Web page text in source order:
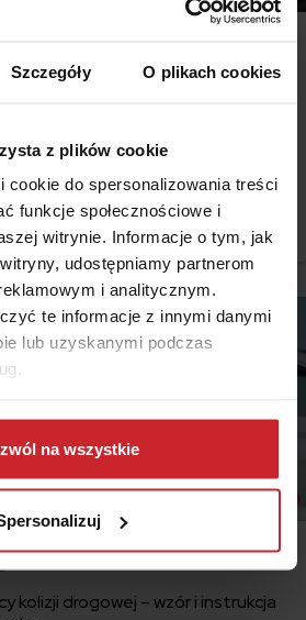
Szczegóły O plikach cookies
z plików cookie
cookie do spersonalizowania treści
funkcje społecznościowe i
witrynie. Informacje o tym, jak
udostępniamy partnerom
i analitycznym.
te informacje z innymi danymi
lub uzyskanymi podczas
temat tego, kim jesteśmy, jak
i w jaki sposób
w ramachPolityki
na wszystkie
coraz śmielej wkraczają na polskie drogi.
ale przed zakupem pojawia się również
Sprawdzamy, czy polisy
jak MG, BYD, Omoda, Jaecoo i BAIC
dla popularnych aut europejskich,
kolizji drogowej – wzór i instrukcja